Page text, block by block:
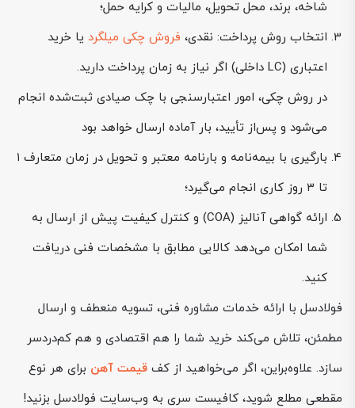
شاخه، برند، محل تحویل، مالیات و کرایه حمل؛
انتخاب روش پرداخت: نقدی، فروش چکی میلگردیا خرید
اعتباری (LC داخلی) اگر نیاز به زمان پرداخت دارید.
در روش چکی، امور اعتبارسنجی با چک صیادی ثبت‌شده انجام
می‌شود و پس‌از تأیید، بار آماده ارسال خواهد بود
بارگیری با بیمه‌نامه و بارنامه معتبر و تحویل در زمان متعارف ۱
تا ۳ روز کاری انجام می‌گیرد؛
ارائه گواهی آنالیز (COA) و کنترل کیفیت پیش از ارسال به
شما امکان می‌دهد کالایی مطابق با مشخصات فنی دریافت
کنید.
فولادسل با ارائه خدمات مشاوره فنی، تسویه منعطف و ارسال
مطمئن، تلاش می‌کند خرید شما را هم اقتصادی و هم کم‌دردسر
سازد. علاوه‌براین، اگر می‌خواهید از کف قیمت آهن برای هر نوع
مقطعی مطلع شوید، کافیست سری به وب‌سایت فولادسل بزنید!